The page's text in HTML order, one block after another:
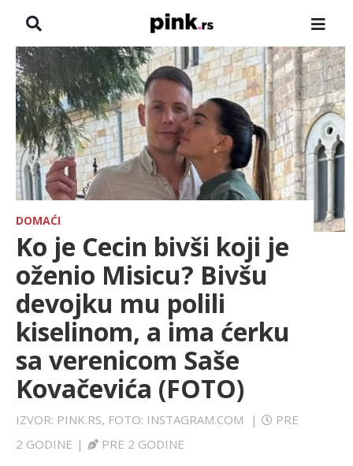
NASLOVNA
VESTI
ZADRUGA
SHOWBIZ
HRONIKA
FARMERI
TV
SPORT
LIFESTYLE
DOMAĆI
Ko je Cecin bivši koji je
oženio Misicu? Bivšu
devojku mu polili
kiselinom, a ima ćerku
sa verenicom Saše
Kovačevića (FOTO)
IZVOR: PINK.RS, FOTO: INSTAGRAM.COM |
PRE
2 GODINE | PRE 2 GODINE